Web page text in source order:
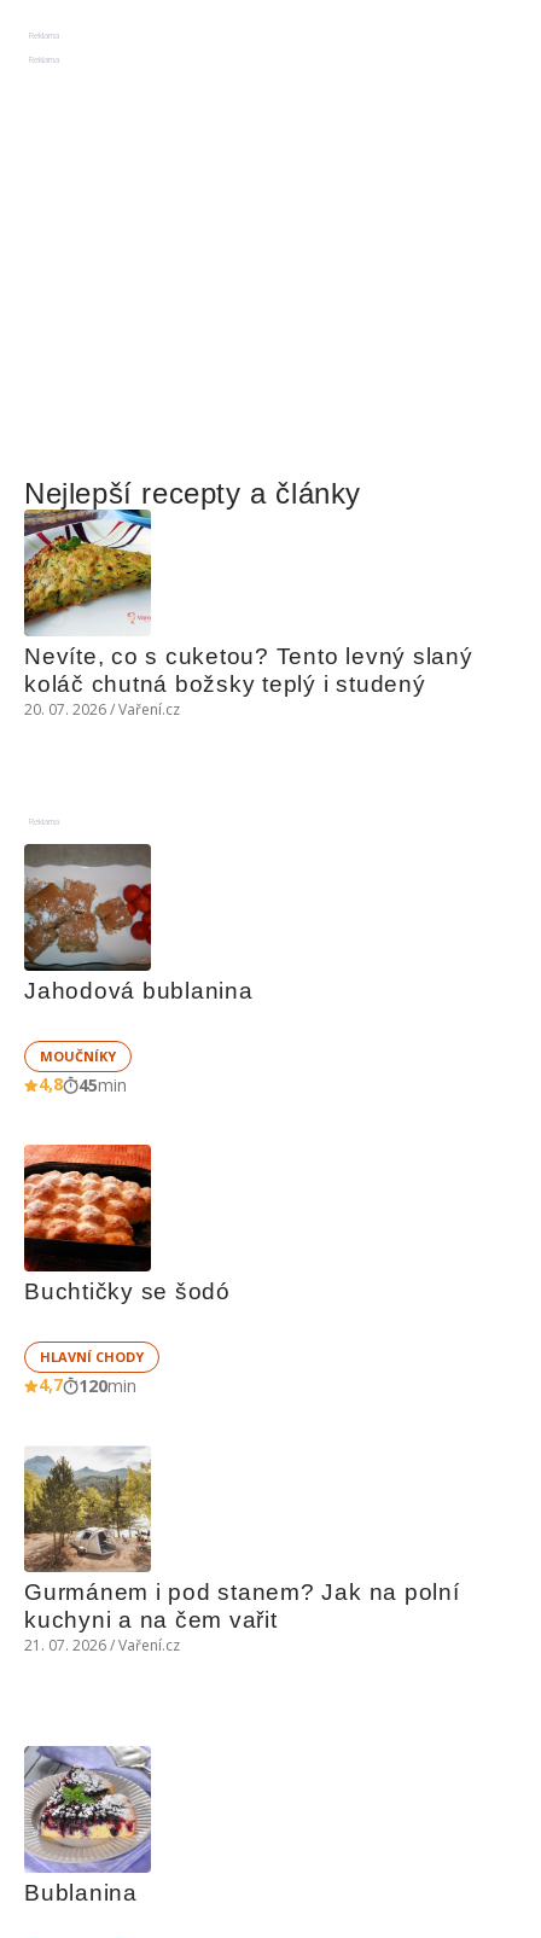
Reklama
Reklama
Nejlepší recepty a články
Nevíte, co s cuketou? Tento levný slaný
koláč chutná božsky teplý i studený
20. 07. 2026 / Vaření.cz
Reklama
Jahodová bublanina
MOUČNÍKY
4,8 45min
Buchtičky se šodó
HLAVNÍ CHODY
4,7 120min
Gurmánem i pod stanem? Jak na polní
kuchyni a na čem vařit
21. 07. 2026 / Vaření.cz
Bublanina